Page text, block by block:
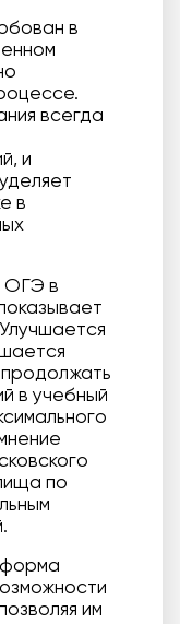
в
всегда
и
в
ОГЭ в
в учебный
по
им